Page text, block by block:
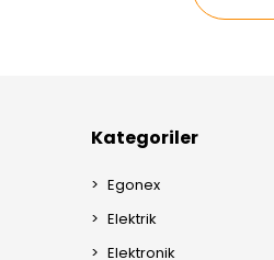
Kategoriler
Egonex
Elektrik
Elektronik